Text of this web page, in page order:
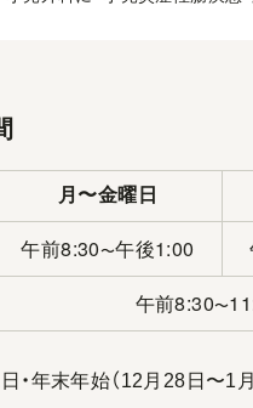
月〜金曜日
午前8:30〜午後1:00
午前8:30〜
・年末年始（12月28日〜1月